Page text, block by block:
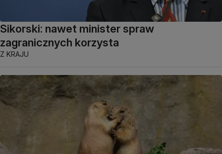
Sikorski: nawet minister spraw
zagranicznych korzysta
Z KRAJU